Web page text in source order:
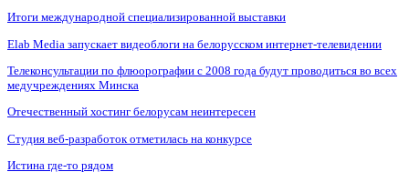
Итоги международной специализированной выставки
Elab Media запускает видеоблоги на белорусском интернет-телевидении
Телеконсультации по флюорографии с 2008 года будут проводиться во всех
медучреждениях Минска
Отечественный хостинг белорусам неинтересен
Студия веб-разработок отметилась на конкурсе
Истина где-то рядом